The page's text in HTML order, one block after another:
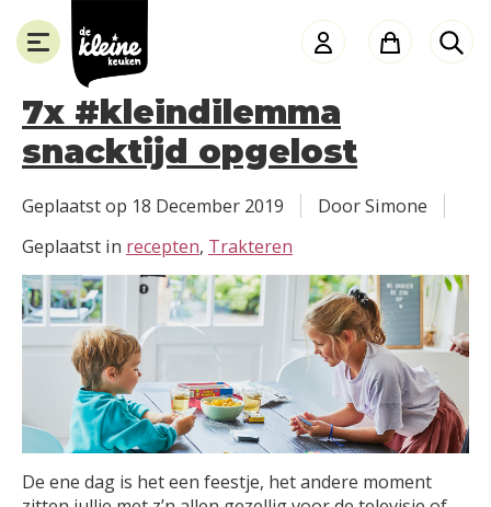
de
Kleine
Keuken
SLUITEN
7x #kleindilemma
snacktijd opgelost
Geplaatst op 18 December 2019
Door Simone
Geplaatst in recepten, Trakteren
De ene dag is het een feestje, het andere moment